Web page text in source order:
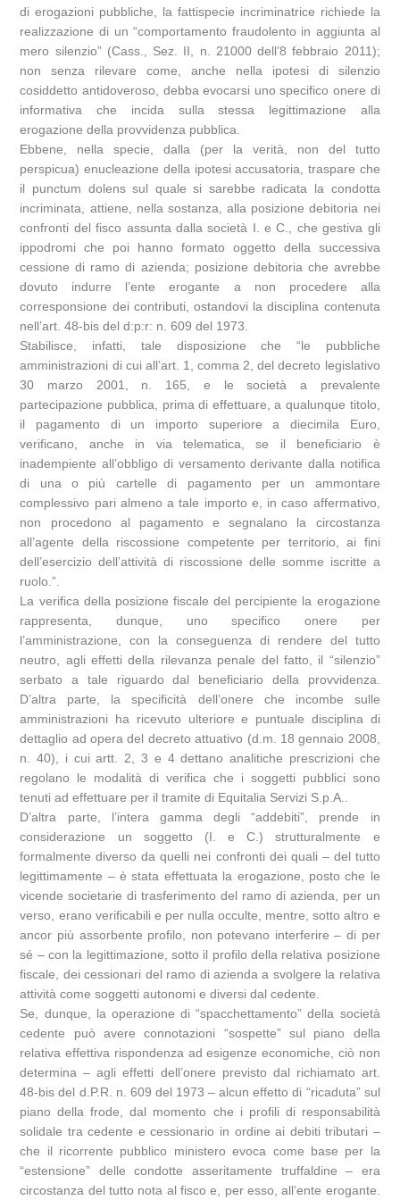
di erogazioni pubbliche, la fattispecie incriminatrice richiede la
realizzazione di un “comportamento fraudolento in aggiunta al
mero silenzio” (Cass., Sez. II, n. 21000 dell’8 febbraio 2011);
non senza rilevare come, anche nella ipotesi di silenzio
cosiddetto antidoveroso, debba evocarsi uno specifico onere di
informativa che incida sulla stessa legittimazione alla
erogazione della provvidenza pubblica.
Ebbene, nella specie, dalla (per la verità, non del tutto
perspicua) enucleazione della ipotesi accusatoria, traspare che
il punctum dolens sul quale si sarebbe radicata la condotta
incriminata, attiene, nella sostanza, alla posizione debitoria nei
confronti del fisco assunta dalla società I. e C., che gestiva gli
ippodromi che poi hanno formato oggetto della successiva
cessione di ramo di azienda; posizione debitoria che avrebbe
dovuto indurre l’ente erogante a non procedere alla
corresponsione dei contributi, ostandovi la disciplina contenuta
nell’art. 48-bis del d:p:r: n. 609 del 1973.
Stabilisce, infatti, tale disposizione che “le pubbliche
amministrazioni di cui all’art. 1, comma 2, del decreto legislativo
30 marzo 2001, n. 165, e le società a prevalente
partecipazione pubblica, prima di effettuare, a qualunque titolo,
il pagamento di un importo superiore a diecimila Euro,
verificano, anche in via telematica, se il beneficiario è
inadempiente all’obbligo di versamento derivante dalla notifica
di una o più cartelle di pagamento per un ammontare
complessivo pari almeno a tale importo e, in caso affermativo,
non procedono al pagamento e segnalano la circostanza
all’agente della riscossione competente per territorio, ai fini
dell’esercizio dell’attività di riscossione delle somme iscritte a
ruolo.”.
La verifica della posizione fiscale del percipiente la erogazione
rappresenta, dunque, uno specifico onere per
l’amministrazione, con la conseguenza di rendere del tutto
neutro, agli effetti della rilevanza penale del fatto, il “silenzio”
serbato a tale riguardo dal beneficiario della provvidenza.
D’altra parte, la specificità dell’onere che incombe sulle
amministrazioni ha ricevuto ulteriore e puntuale disciplina di
dettaglio ad opera del decreto attuativo (d.m. 18 gennaio 2008,
n. 40), i cui artt. 2, 3 e 4 dettano analitiche prescrizioni che
regolano le modalità di verifica che i soggetti pubblici sono
tenuti ad effettuare per il tramite di Equitalia Servizi S.p.A..
D’altra parte, l’intera gamma degli “addebiti”, prende in
considerazione un soggetto (I. e C.) strutturalmente e
formalmente diverso da quelli nei confronti dei quali – del tutto
legittimamente – è stata effettuata la erogazione, posto che le
vicende societarie di trasferimento del ramo di azienda, per un
verso, erano verificabili e per nulla occulte, mentre, sotto altro e
ancor più assorbente profilo, non potevano interferire – di per
sé – con la legittimazione, sotto il profilo della relativa posizione
fiscale, dei cessionari del ramo di azienda a svolgere la relativa
attività come soggetti autonomi e diversi dal cedente.
Se, dunque, la operazione di “spacchettamento” della società
cedente può avere connotazioni “sospette” sul piano della
relativa effettiva rispondenza ad esigenze economiche, ciò non
determina – agli effetti dell’onere previsto dal richiamato art.
48-bis del d.P.R. n. 609 del 1973 – alcun effetto di “ricaduta” sul
piano della frode, dal momento che i profili di responsabilità
solidale tra cedente e cessionario in ordine ai debiti tributari –
che il ricorrente pubblico ministero evoca come base per la
“estensione” delle condotte asseritamente truffaldine – era
circostanza del tutto nota al fisco e, per esso, all’ente erogante.